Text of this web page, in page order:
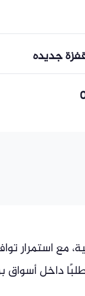
مع استمرار
طلبًا داخل